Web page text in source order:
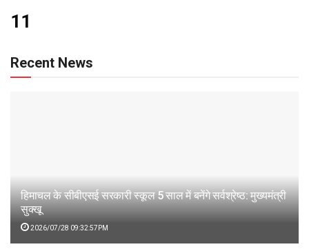
11
Recent News
हिमाचल के सीबीएसई सरकारी स्कूल 5 साल में बनेंगे सर्वश्रेष्ठ: मुख्यमंत्री
सुक्खू
2026/07/28 09:32:57PM